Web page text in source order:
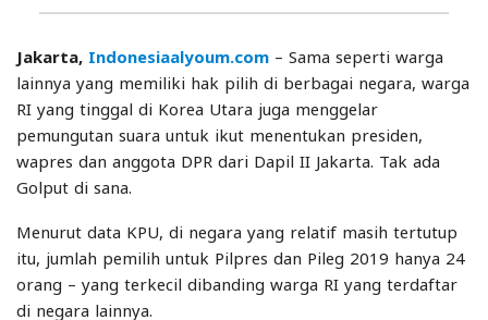
Jakarta, Indonesiaalyoum.com – Sama seperti warga
lainnya yang memiliki hak pilih di berbagai negara, warga
RI yang tinggal di Korea Utara juga menggelar
pemungutan suara untuk ikut menentukan presiden,
wapres dan anggota DPR dari Dapil II Jakarta. Tak ada
Golput di sana.
Menurut data KPU, di negara yang relatif masih tertutup
itu, jumlah pemilih untuk Pilpres dan Pileg 2019 hanya 24
orang – yang terkecil dibanding warga RI yang terdaftar
di negara lainnya.